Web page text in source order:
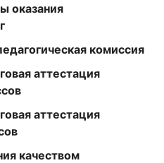
оказания
комиссия
аттестация
аттестация
качеством